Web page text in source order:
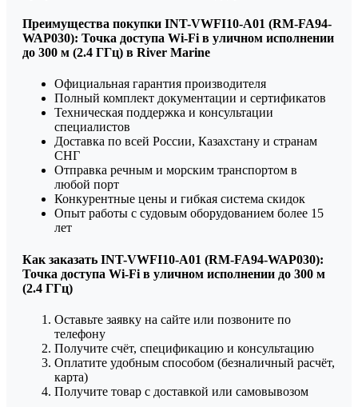
Преимущества покупки INT-VWFI10-A01 (RM-FA94-
WAP030): Точка доступа Wi-Fi в уличном исполнении
до 300 м (2.4 ГГц) в River Marine
Официальная гарантия производителя
Полный комплект документации и сертификатов
Техническая поддержка и консультации
специалистов
Доставка по всей России, Казахстану и странам
СНГ
Отправка речным и морским транспортом в
любой порт
Конкурентные цены и гибкая система скидок
Опыт работы с судовым оборудованием более 15
лет
Как заказать INT-VWFI10-A01 (RM-FA94-WAP030):
Точка доступа Wi-Fi в уличном исполнении до 300 м
(2.4 ГГц)
Оставьте заявку на сайте или позвоните по
телефону
Получите счёт, спецификацию и консультацию
Оплатите удобным способом (безналичный расчёт,
карта)
Получите товар с доставкой или самовывозом